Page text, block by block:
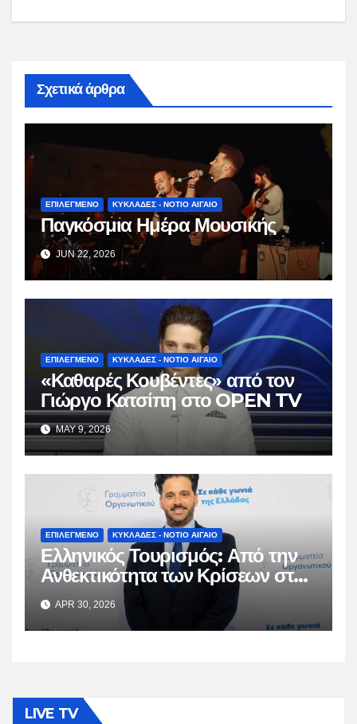
Σχετικά άρθρα
ΕΠΙΛΕΓΜΕΝΟ ΚΥΚΛΑΔΕΣ - ΝΟΤΙΟ ΑΙΓΑΙΟ
Παγκόσμια Ημέρα Μουσικής
JUN 22, 2026
ΕΠΙΛΕΓΜΕΝΟ ΚΥΚΛΑΔΕΣ - ΝΟΤΙΟ ΑΙΓΑΙΟ
«Καθαρές Κουβέντες» από τον
Γιώργο Κατσίπη στο OPEN TV
MAY 9, 2026
ΕΠΙΛΕΓΜΕΝΟ ΚΥΚΛΑΔΕΣ - ΝΟΤΙΟ ΑΙΓΑΙΟ
Ελληνικός Τουρισμός: Από την
Ανθεκτικότητα των Κρίσεων στη
Βιώσιμη Ωρίμαση
APR 30, 2026
LIVE TV